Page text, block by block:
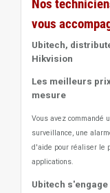
Nos
vous
Ubitech,
Hikvision
Les meilleurs
mesure
Vous avez commandé
surveillance, une
d'aide pour réaliser le
applications.
Ubitech s'engage